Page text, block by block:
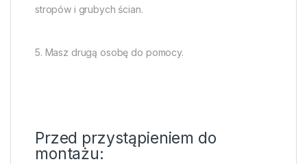
stropów i grubych ścian.
5. Masz drugą osobę do pomocy.
Przed przystąpieniem do
montażu: